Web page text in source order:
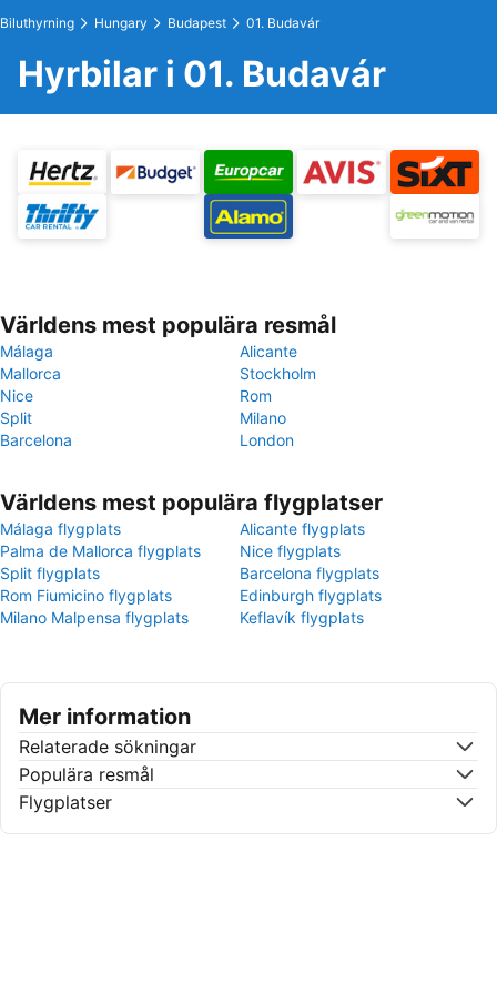
Biluthyrning Hungary Budapest 01. Budavár
Hyrbilar i 01. Budavár
Världens mest populära resmål
Málaga
Alicante
Mallorca
Stockholm
Nice
Rom
Split
Milano
Barcelona
London
Världens mest populära flygplatser
Málaga flygplats
Alicante flygplats
Palma de Mallorca flygplats
Nice flygplats
Split flygplats
Barcelona flygplats
Rom Fiumicino flygplats
Edinburgh flygplats
Milano Malpensa flygplats
Keflavík flygplats
Mer information
Relaterade sökningar
Populära resmål
Flygplatser